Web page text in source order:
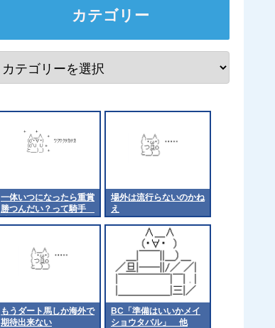
カテゴリー
一体いつになったら重賞
勝つんだい？って騎手
他
場外は流行らないのかね
え
もうダート馬しか海外で
期待出来ない
BC「準備はいいかメイ
ショウタバル」 他